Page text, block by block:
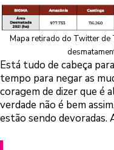
Mapa retirado do Twitter de
Está tudo de cabeça
tempo para negar as
coragem de dizer que é
verdade não é bem
estão sendo devoradas.